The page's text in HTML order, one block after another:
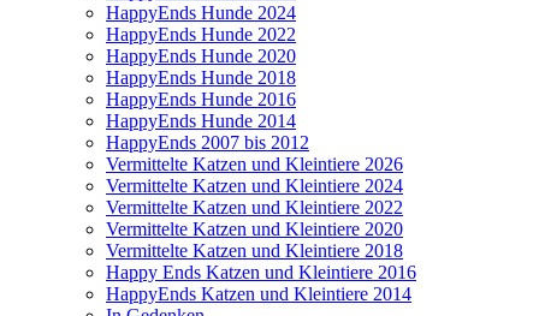
HappyEnds Hunde 2024
HappyEnds Hunde 2022
HappyEnds Hunde 2020
HappyEnds Hunde 2018
HappyEnds Hunde 2016
HappyEnds Hunde 2014
HappyEnds 2007 bis 2012
Vermittelte Katzen und Kleintiere 2026
Vermittelte Katzen und Kleintiere 2024
Vermittelte Katzen und Kleintiere 2022
Vermittelte Katzen und Kleintiere 2020
Vermittelte Katzen und Kleintiere 2018
Happy Ends Katzen und Kleintiere 2016
HappyEnds Katzen und Kleintiere 2014